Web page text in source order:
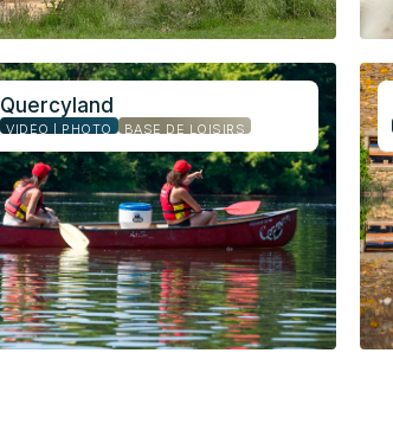
Quercyland
VIDÉO | PHOTO BASE DE LOISIRS